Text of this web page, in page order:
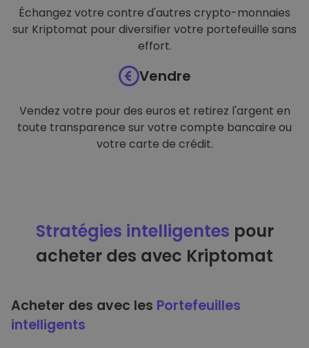
Échangez votre contre d'autres crypto-monnaies
sur Kriptomat pour diversifier votre portefeuille sans
effort.
Vendre
Vendez votre pour des euros et retirez l'argent en
toute transparence sur votre compte bancaire ou
votre carte de crédit.
Stratégies intelligentes pour
acheter des avec Kriptomat
Acheter des avec les Portefeuilles
intelligents